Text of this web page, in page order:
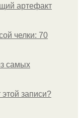
артефакт
челки: 70
самых
записи?